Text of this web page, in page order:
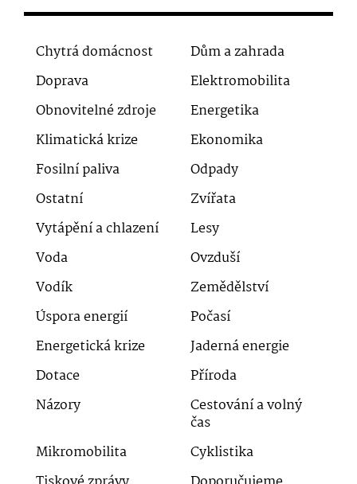
Chytrá domácnost
Dům a zahrada
Doprava
Elektromobilita
Obnovitelné zdroje
Energetika
Klimatická krize
Ekonomika
Fosilní paliva
Odpady
Ostatní
Zvířata
Vytápění a chlazení
Lesy
Voda
Ovzduší
Vodík
Zemědělství
Úspora energií
Počasí
Energetická krize
Jaderná energie
Dotace
Příroda
Názory
Cestování a volný
čas
Mikromobilita
Cyklistika